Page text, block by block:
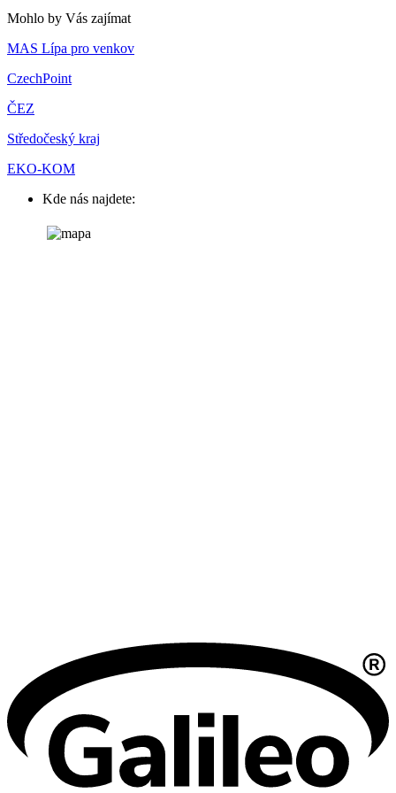
Mohlo by Vás zajímat
MAS Lípa pro venkov
CzechPoint
ČEZ
Středočeský kraj
EKO-KOM
Kde nás najdete: